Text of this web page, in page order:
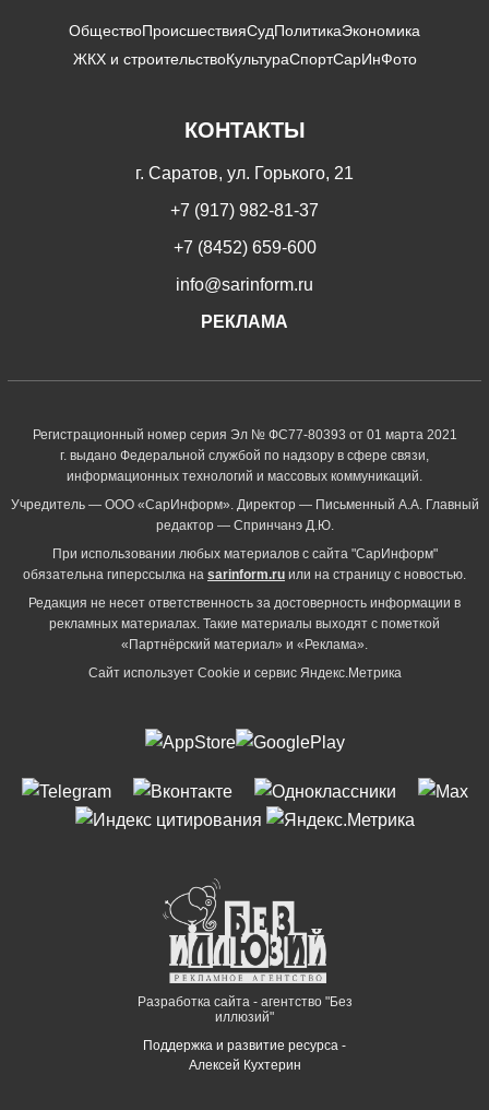
ОбществоПроисшествияСудПолитикаЭкономика
ЖКХ и строительствоКультураСпортСарИнФото
КОНТАКТЫ
г. Саратов, ул. Горького, 21
+7 (917) 982-81-37
+7 (8452) 659-600
info@sarinform.ru
РЕКЛАМА
Регистрационный номер серия Эл № ФС77-80393 от 01 марта 2021
г. выдано Федеральной службой по надзору в сфере связи,
информационных технологий и массовых коммуникаций.
Учредитель — ООО «СарИнформ». Директор — Письменный А.А. Главный
редактор — Спринчанэ Д.Ю.
При использовании любых материалов с сайта "СарИнформ"
обязательна гиперссылка на sarinform.ru или на страницу с новостью.
Редакция не несет ответственность за достоверность информации в
рекламных материалах. Такие материалы выходят с пометкой
«Партнёрский материал» и «Реклама».
Сайт использует Cookie и сервиc Яндекс.Метрика
Разработка сайта - агентство "Без
иллюзий"
Поддержка и развитие ресурса -
Алексей Кухтерин